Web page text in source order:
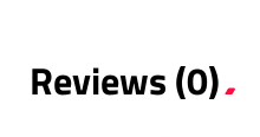
Reviews (0)